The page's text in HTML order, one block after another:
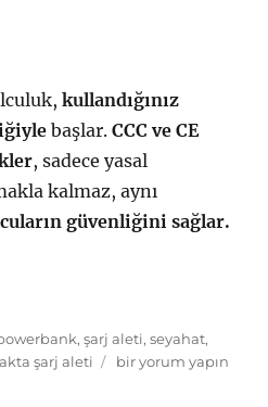
kullandığınız
başlar.CCC ve CE
, sadece yasal
kalmaz, aynı
güvenliğini sağlar.
,şarj aleti,seyahat,
şarj aleti
Uçaklarda
bir yorum yapın